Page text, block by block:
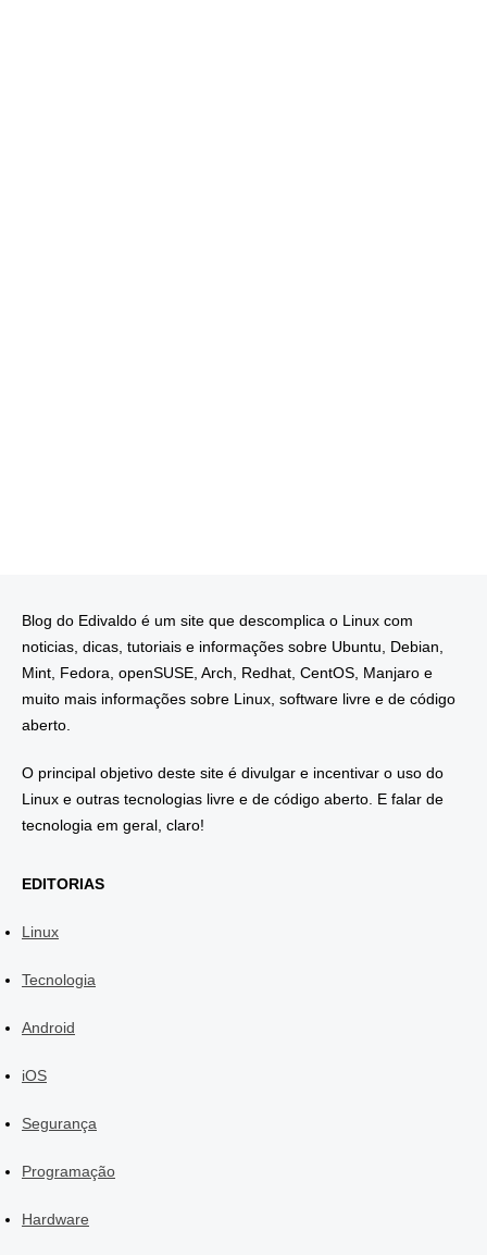
Blog do Edivaldo é um site que descomplica o Linux com
noticias, dicas, tutoriais e informações sobre Ubuntu, Debian,
Mint, Fedora, openSUSE, Arch, Redhat, CentOS, Manjaro e
muito mais informações sobre Linux, software livre e de código
aberto.
O principal objetivo deste site é divulgar e incentivar o uso do
Linux e outras tecnologias livre e de código aberto. E falar de
tecnologia em geral, claro!
EDITORIAS
Linux
Tecnologia
Android
iOS
Segurança
Programação
Hardware